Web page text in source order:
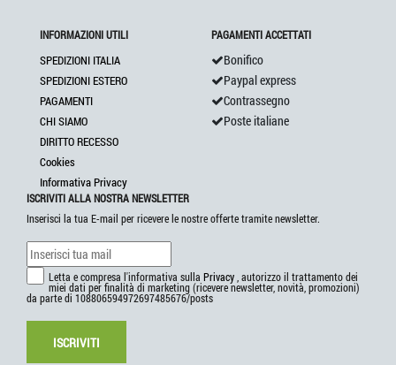
INFORMAZIONI UTILI
SPEDIZIONI ITALIA
SPEDIZIONI ESTERO
PAGAMENTI
CHI SIAMO
DIRITTO RECESSO
Cookies
Informativa Privacy
PAGAMENTI ACCETTATI
Bonifico
Paypal express
Contrassegno
Poste italiane
ISCRIVITI ALLA NOSTRA NEWSLETTER
Inserisci la tua E-mail per ricevere le nostre offerte tramite newsletter.
Letta e compresa l'informativa sulla Privacy , autorizzo il trattamento dei
miei dati per finalità di marketing (ricevere newsletter, novità, promozioni)
da parte di 108806594972697485676/posts
ISCRIVITI